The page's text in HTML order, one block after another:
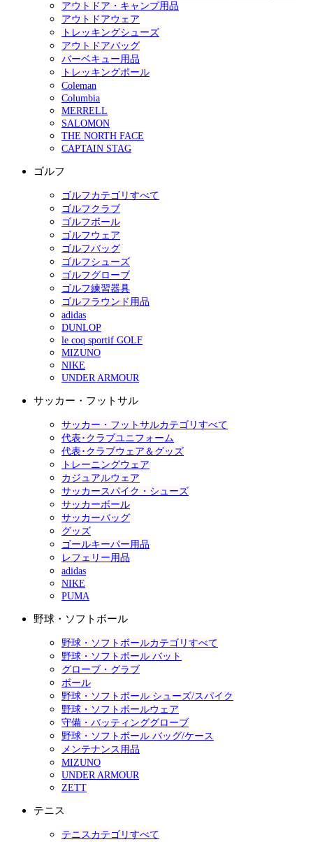
アウトドア・キャンプ用品
アウトドアウェア
トレッキングシューズ
アウトドアバッグ
バーベキュー用品
トレッキングポール
Coleman
Columbia
MERRELL
SALOMON
THE NORTH FACE
CAPTAIN STAG
ゴルフ
ゴルフカテゴリすべて
ゴルフクラブ
ゴルフボール
ゴルフウェア
ゴルフバッグ
ゴルフシューズ
ゴルフグローブ
ゴルフ練習器具
ゴルフラウンド用品
adidas
DUNLOP
le coq sportif GOLF
MIZUNO
NIKE
UNDER ARMOUR
サッカー・フットサル
サッカー・フットサルカテゴリすべて
代表･クラブユニフォーム
代表･クラブウェア＆グッズ
トレーニングウェア
カジュアルウェア
サッカースパイク・シューズ
サッカーボール
サッカーバッグ
グッズ
ゴールキーパー用品
レフェリー用品
adidas
NIKE
PUMA
野球・ソフトボール
野球・ソフトボールカテゴリすべて
野球・ソフトボール バット
グローブ・グラブ
ボール
野球・ソフトボール シューズ/スパイク
野球・ソフトボールウェア
守備・バッティンググローブ
野球・ソフトボール バッグ/ケース
メンテナンス用品
MIZUNO
UNDER ARMOUR
ZETT
テニス
テニスカテゴリすべて